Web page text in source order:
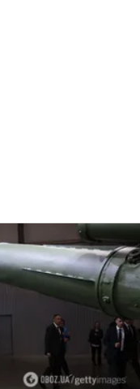
а Трамп
Украине?
баллистические
о ежемесячной
Patriot из США: